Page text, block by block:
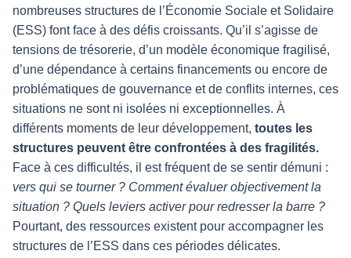
nombreuses structures de l’Économie Sociale et Solidaire
(ESS) font face à des défis croissants. Qu’il s’agisse de
tensions de trésorerie, d’un modèle économique fragilisé,
d’une dépendance à certains financements ou encore de
problématiques de gouvernance et de conflits internes, ces
situations ne sont ni isolées ni exceptionnelles. À
différents moments de leur développement, toutes les
structures peuvent être confrontées à des fragilités.
Face à ces difficultés, il est fréquent de se sentir démuni :
vers qui se tourner ? Comment évaluer objectivement la
situation ? Quels leviers activer pour redresser la barre ?
Pourtant, des ressources existent pour accompagner les
structures de l’ESS dans ces périodes délicates.